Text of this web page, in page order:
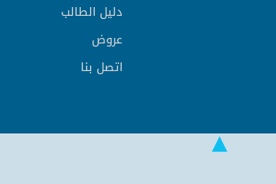
دليل الطالب
عروض
اتصل بنا